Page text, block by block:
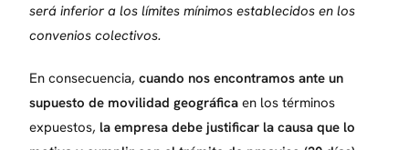
será inferior a los límites mínimos establecidos en los
convenios colectivos.
En consecuencia,cuando nos encontramos ante un
supuesto de movilidad geográficaen los términos
expuestos, la empresa debe justificar la causa que lo